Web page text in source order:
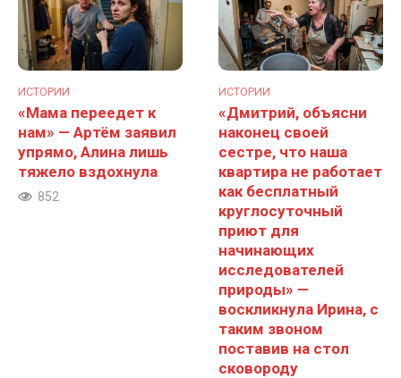
ИСТОРИИ
«Мама переедет к
нам» — Артём заявил
упрямо, Алина лишь
тяжело вздохнула
852
ИСТОРИИ
«Дмитрий, объясни
наконец своей
сестре, что наша
квартира не работает
как бесплатный
круглосуточный
приют для
начинающих
исследователей
природы» —
воскликнула Ирина, с
таким звоном
поставив на стол
сковороду